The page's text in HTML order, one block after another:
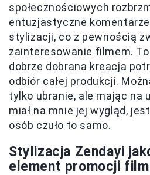
społecznościowych
entuzjastyczne
stylizacji, co z pewnością
zainteresowanie filmem.
dobrze dobrana kreacja
odbiór całej produkcji.
tylko ubranie, ale mając na
miał na mnie jej wygląd,
osób czuło to samo.
Stylizacja Zendayi
element promocji